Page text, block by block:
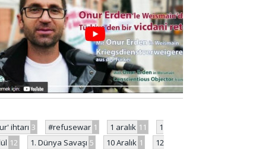
ihtarı 3 #refusewar 1 1 aralık 11
1
12 1. Dünya Savaşı 5 10 Aralık 1
12